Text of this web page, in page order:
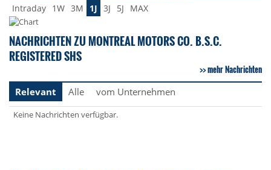
Intraday 1W 3M 1J 3J 5J MAX
NACHRICHTEN ZU MONTREAL MOTORS CO. B.S.C.
REGISTERED SHS
mehr Nachrichten
Relevant
Alle vom Unternehmen
Keine Nachrichten verfügbar.